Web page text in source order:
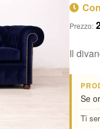
Prezzo:
Il
Se
Ti